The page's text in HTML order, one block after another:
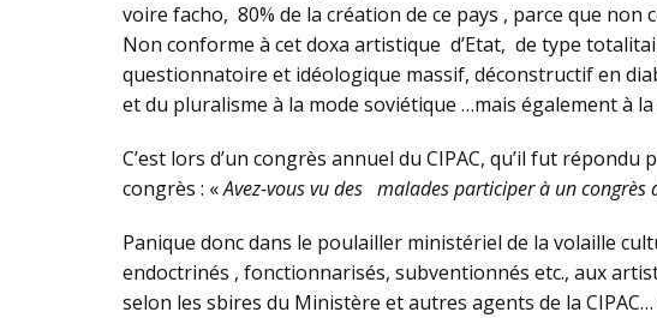
voire facho, 80% de la création de ce pays , parce que
Non conforme à cet doxa artistique d’Etat, de type
questionnatoire et idéologique massif, déconstructif en
et du pluralisme à la mode soviétique …mais également à
C’est lors d’un congrès annuel du CIPAC, qu’il fut
congrès : «Avez-vous vu des malades participer à un congrès
Panique donc dans le poulailler ministériel de la volaille
endoctrinés , fonctionnarisés, subventionnés etc., aux
selon les sbires du Ministère et autres agents de la